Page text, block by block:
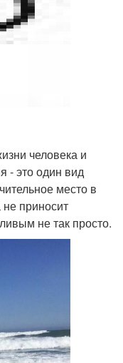
человека и
- это один вид
место в
приносит
не так просто.